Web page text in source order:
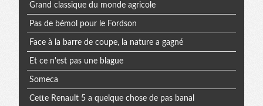
Grand classique du monde agricole
Pas de bémol pour le Fordson
Face à la barre de coupe, la nature a gagné
Et ce n'est pas une blague
Someca
Cette Renault 5 a quelque chose de pas banal